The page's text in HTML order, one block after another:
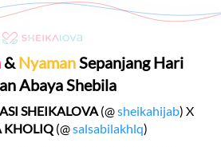
& Nyaman Sepanjang Hari
Abaya Shebila
SHEIKALOVA (@sheikahijab)
KHOLIQ (@salsabilakhlq)